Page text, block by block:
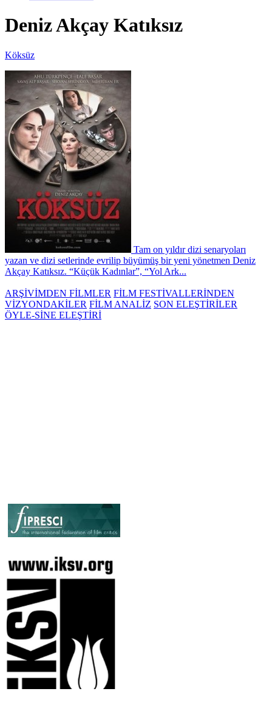
Deniz Akçay Katıksız
Köksüz
Tam on yıldır dizi senaryoları
yazan ve dizi setlerinde evrilip büyümüş bir yeni yönetmen Deniz
Akçay Katıksız. “Küçük Kadınlar”, “Yol Ark...
ARŞİVİMDEN FİLMLER FİLM FESTİVALLERİNDEN
VİZYONDAKİLER FİLM ANALİZ SON ELEŞTİRİLER
ÖYLE-SİNE ELEŞTİRİ